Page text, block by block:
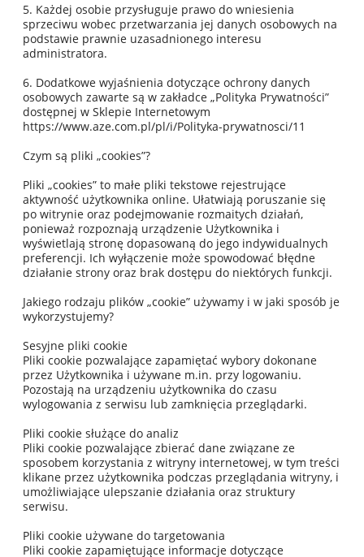
5. Każdej osobie przysługuje prawo do wniesienia
sprzeciwu wobec przetwarzania jej danych osobowych na
podstawie prawnie uzasadnionego interesu
administratora.
6. Dodatkowe wyjaśnienia dotyczące ochrony danych
osobowych zawarte są w zakładce „Polityka Prywatności”
dostępnej w Sklepie Internetowym
https://www.aze.com.pl/pl/i/Polityka-prywatnosci/11
Czym są pliki „cookies”?
Pliki „cookies” to małe pliki tekstowe rejestrujące
aktywność użytkownika online. Ułatwiają poruszanie się
po witrynie oraz podejmowanie rozmaitych działań,
ponieważ rozpoznają urządzenie Użytkownika i
wyświetlają stronę dopasowaną do jego indywidualnych
preferencji. Ich wyłączenie może spowodować błędne
działanie strony oraz brak dostępu do niektórych funkcji.
Jakiego rodzaju plików „cookie” używamy i w jaki sposób je
wykorzystujemy?
Sesyjne pliki cookie
Pliki cookie pozwalające zapamiętać wybory dokonane
przez Użytkownika i używane m.in. przy logowaniu.
Pozostają na urządzeniu użytkownika do czasu
wylogowania z serwisu lub zamknięcia przeglądarki.
Pliki cookie służące do analiz
Pliki cookie pozwalające zbierać dane związane ze
sposobem korzystania z witryny internetowej, w tym treści
klikane przez użytkownika podczas przeglądania witryny, i
umożliwiające ulepszanie działania oraz struktury
serwisu.
Pliki cookie używane do targetowania
Pliki cookie zapamiętujące informacje dotyczące